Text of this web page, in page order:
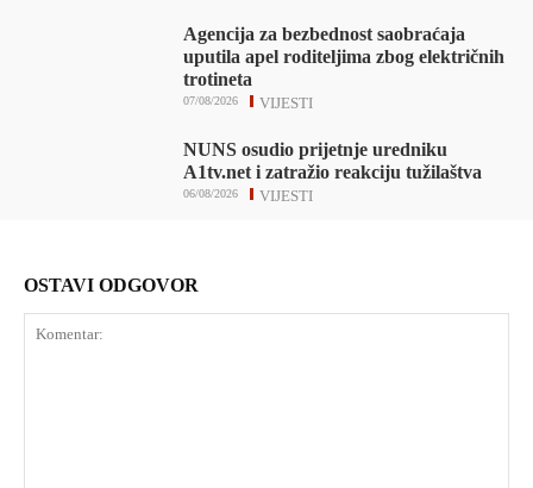
Agencija za bezbednost saobraćaja
uputila apel roditeljima zbog električnih
trotineta
VIJESTI
07/08/2026
NUNS osudio prijetnje uredniku
A1tv.net i zatražio reakciju tužilaštva
VIJESTI
06/08/2026
OSTAVI ODGOVOR